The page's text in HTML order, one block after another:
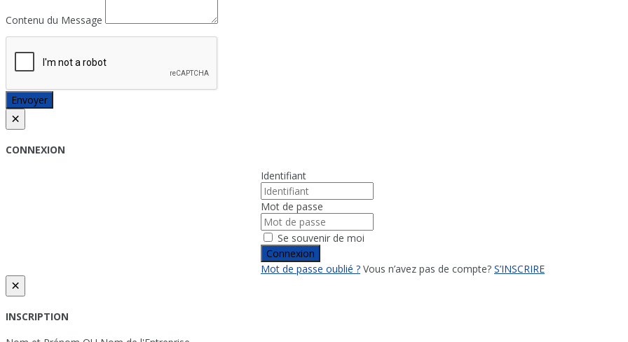
Contenu du Message
Envoyer
×
CONNEXION
Identifiant
Mot de passe
Se souvenir de moi
Connexion
Mot de passe oublié ? Vous n’avez pas de compte? S’INSCRIRE
×
INSCRIPTION